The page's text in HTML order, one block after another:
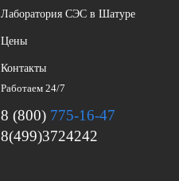
Лаборатория СЭС в Шатуре
Цены
Контакты
Работаем 24/7
8 (800) 775-16-47
8(499)3724242